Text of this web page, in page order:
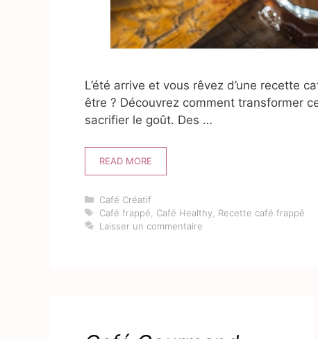
L’été arrive et vous rêvez d’une recette
être ? Découvrez comment transformer
sacrifier le goût. Des …
READ MORE
Catégories
Café Créatif
Étiquettes
Café frappé Café Healthy, Recette café frappé
Laisser un commentaire